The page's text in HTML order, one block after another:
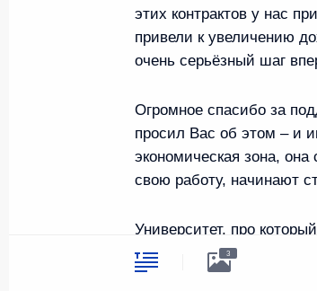
Подписаться
Справочник
возможностями
English
Президента России
этих контрактов у нас
привели к увеличению
очень серьёзный шаг
Огромное спасибо за
просил Вас об этом – и
экономическая зона,
свою работу, начинают
Университет, про
тысяч человек выросло
но и студенты из других
3